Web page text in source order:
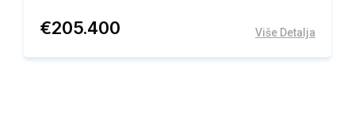
€205.400 Više Detalja